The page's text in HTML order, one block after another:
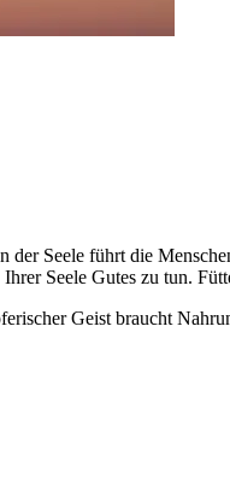
Seele führt die
Seele Gutes zu tun.
Geist braucht